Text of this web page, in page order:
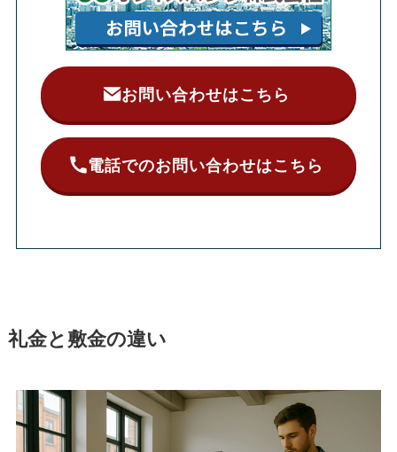
お問い合わせはこちら
電話でのお問い合わせはこちら
礼金と敷金の違い